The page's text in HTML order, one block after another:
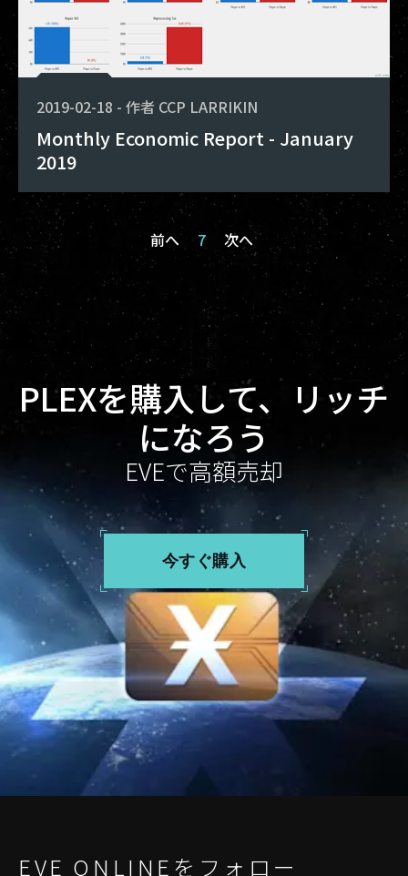
2019-02-18 - 作者 CCP LARRIKIN
Monthly Economic Report - January
2019
前へ 7 次へ
PLEXを購入して、リッチ
になろう
EVEで高額売却
今すぐ購入
EVE ONLINEをフォロー